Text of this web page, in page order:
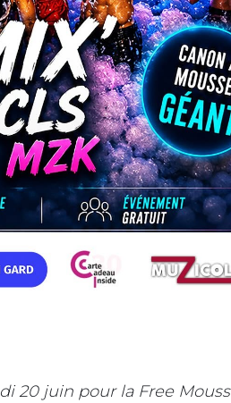
20 juin pour la Free